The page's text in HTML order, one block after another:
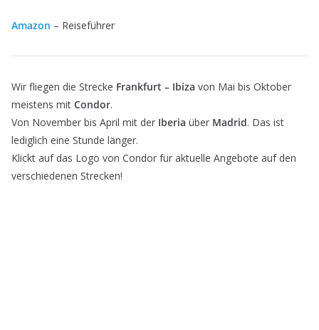
Amazon – Reiseführer
Wir fliegen die Strecke Frankfurt – Ibiza von Mai bis Oktober
meistens mit Condor.
Von November bis April mit der Iberia über Madrid. Das ist
lediglich eine Stunde länger.
Klickt auf das Logo von Condor für aktuelle Angebote auf den
verschiedenen Strecken!